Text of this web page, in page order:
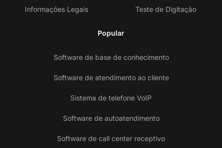
Informações Legais Teste de Digitação
Popular
Software de base de conhecimento
Software de atendimento ao cliente
Sistema de telefone VoIP
Software de autoatendimento
Software de call center receptivo